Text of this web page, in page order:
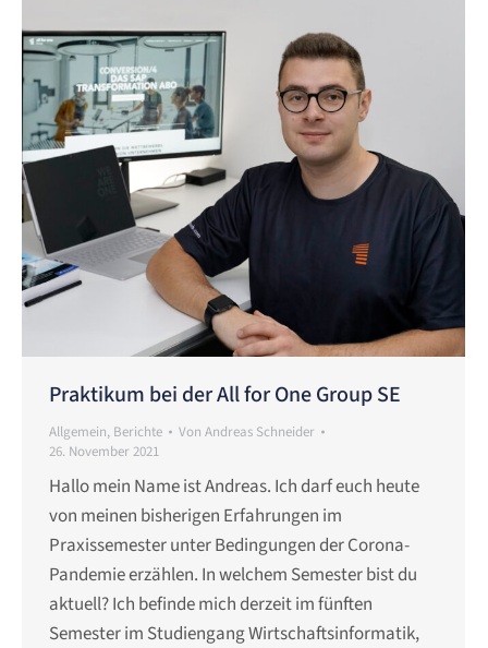
Praktikum bei der All for One Group SE
Allgemein, Berichte Von Andreas Schneider
26. November 2021
Hallo mein Name ist Andreas. Ich darf euch heute
von meinen bisherigen Erfahrungen im
Praxissemester unter Bedingungen der Corona-
Pandemie erzählen. In welchem Semester bist du
aktuell? Ich befinde mich derzeit im fünften
Semester im Studiengang Wirtschaftsinformatik,